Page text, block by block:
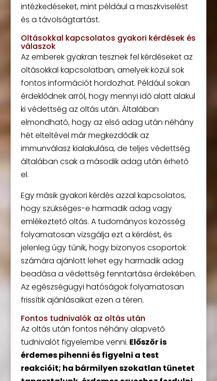
intézkedéseket, mint például a maszkviselést
és a távolságtartást.
Oltásokkal kapcsolatos gyakori kérdések és
válaszok
Az emberek gyakran tesznek fel kérdéseket az
oltásokkal kapcsolatban, amelyek közül sok
fontos információt hordozhat. Például sokan
érdeklődnek arról, hogy mennyi idő alatt alakul
ki védettség az oltás után. Általában
elmondható, hogy az első adag után néhány
hét elteltével már megkezdődik az
immunválasz kialakulása, de teljes védettség
általában csak a második adag után érhető
el.
Egy másik gyakori kérdés azzal kapcsolatos,
hogy szükséges-e harmadik adag vagy
emlékeztető oltás. A tudományos közösség
folyamatosan vizsgálja ezt a kérdést, és
jelenleg úgy tűnik, hogy bizonyos csoportok
számára ajánlott lehet egy harmadik adag
beadása a védettség fenntartása érdekében.
Az egészségügyi hatóságok folyamatosan
frissítik ajánlásaikat ezen a téren.
Fontos tudnivalók az oltás után
Az oltás után fontos néhány alapvető
tudnivalót figyelembe venni. Először is
érdemes pihenni és figyelni a test
reakcióit; ha bármilyen szokatlan tünetet